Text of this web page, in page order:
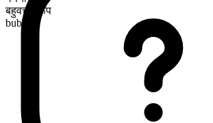
बहुवचन रूप
bubbles